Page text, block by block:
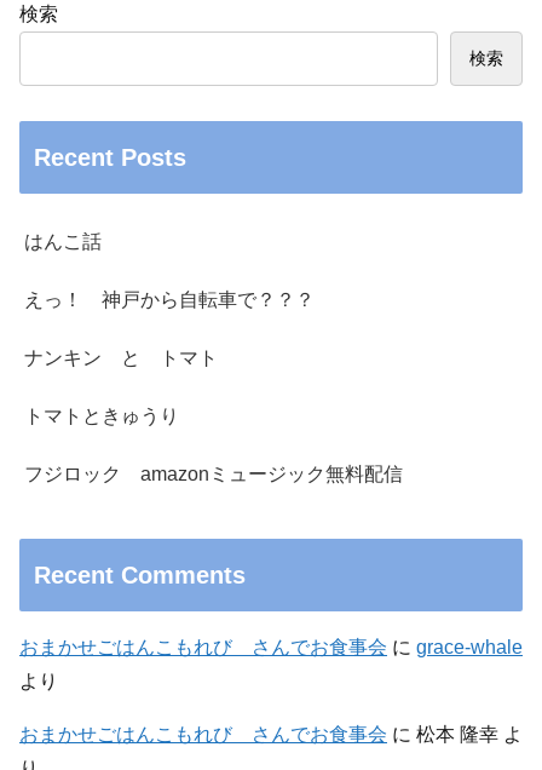
検索
検索
Recent Posts
はんこ話
えっ！ 神戸から自転車で？？？
ナンキン と トマト
トマトときゅうり
フジロック amazonミュージック無料配信
Recent Comments
おまかせごはんこもれび さんでお食事会 に grace-whale
より
おまかせごはんこもれび さんでお食事会 に 松本 隆幸 よ